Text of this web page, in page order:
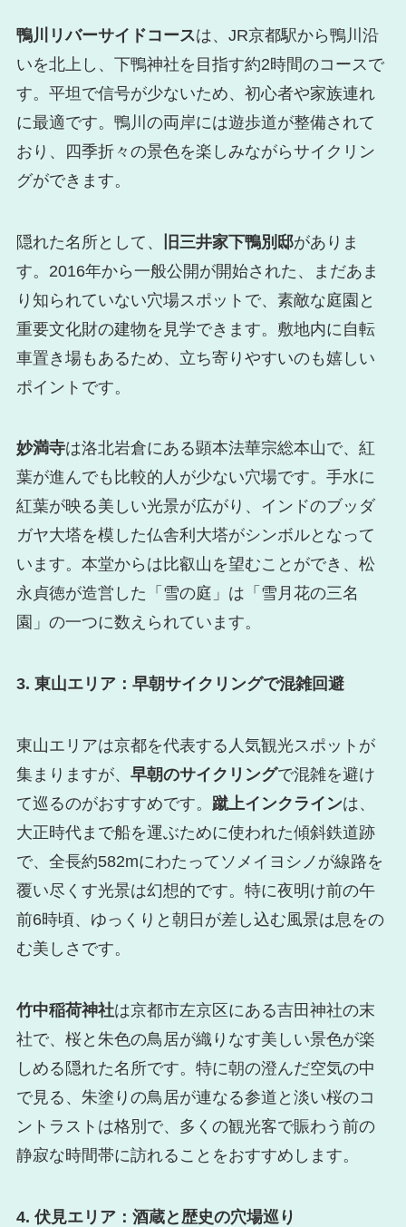
鴨川リバーサイドコースは、JR京都駅から鴨川沿
いを北上し、下鴨神社を目指す約2時間のコースで
す。平坦で信号が少ないため、初心者や家族連れ
に最適です。鴨川の両岸には遊歩道が整備されて
おり、四季折々の景色を楽しみながらサイクリン
グができます。
隠れた名所として、 旧三井家下鴨別邸がありま
す。2016年から一般公開が開始された、まだあま
り知られていない穴場スポットで、素敵な庭園と
重要文化財の建物を見学できます。敷地内に自転
車置き場もあるため、立ち寄りやすいのも嬉しい
ポイントです。
妙満寺は洛北岩倉にある顕本法華宗総本山で、紅
葉が進んでも比較的人が少ない穴場です。手水に
紅葉が映る美しい光景が広がり、インドのブッダ
ガヤ大塔を模した仏舎利大塔がシンボルとなって
います。本堂からは比叡山を望むことができ、松
永貞徳が造営した「雪の庭」は「雪月花の三名
園」の一つに数えられています。
3. 東山エリア：早朝サイクリングで混雑回避
東山エリアは京都を代表する人気観光スポットが
集まりますが、 早朝のサイクリングで混雑を避け
て巡るのがおすすめです。 蹴上インクラインは、
大正時代まで船を運ぶために使われた傾斜鉄道跡
で、全長約582mにわたってソメイヨシノが線路を
覆い尽くす光景は幻想的です。特に夜明け前の午
前6時頃、ゆっくりと朝日が差し込む風景は息をの
む美しさです。
竹中稲荷神社は京都市左京区にある吉田神社の末
社で、桜と朱色の鳥居が織りなす美しい景色が楽
しめる隠れた名所です。特に朝の澄んだ空気の中
で見る、朱塗りの鳥居が連なる参道と淡い桜のコ
ントラストは格別で、多くの観光客で賑わう前の
静寂な時間帯に訪れることをおすすめします。
4. 伏見エリア：酒蔵と歴史の穴場巡り